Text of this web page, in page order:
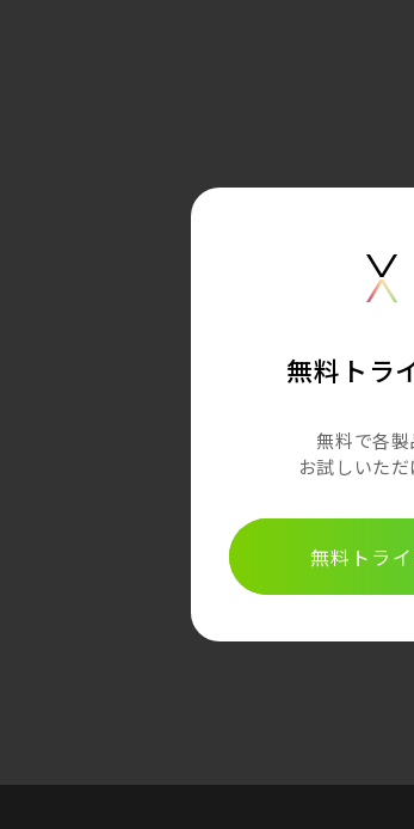
無料トラ
無料で各製
お試しいた
無料トラ